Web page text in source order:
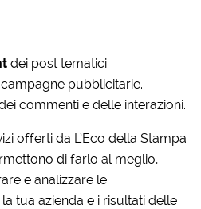
dei post tematici.
pubblicitarie.
commenti e delle interazioni.
offerti da L’Eco della Stampa
di farlo al meglio,
e analizzare le
tua azienda e i risultati delle